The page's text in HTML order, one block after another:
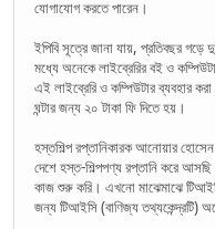
যোগাযোগ করতে পারেন।
ইপিবি সূত্রে জানা যায়, প্রতিবছর
মধ্যে অনেকে লাইব্রেরির বই ও
এই লাইব্রেরি ও কম্পিউটার ব্যবহার করা
ঘন্টার জন্য ২০ টাকা ফি দিতে হয়।
হস্তশিল্প রপ্তানিকারক আনোয়ার
দেশে হস্ত-শিল্পপণ্য রপ্তানি করে
কাজ শুরু করি। এখনো মাঝেমাঝে
জন্য টিআইসি (বাণিজ্য তথ্যকেন্দ্রটি)